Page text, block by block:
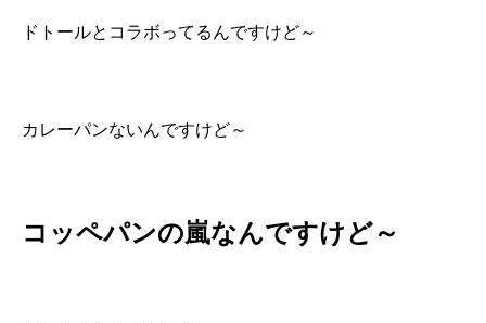
ドトールとコラボってるんですけど～
カレーパンないんですけど～
コッペパンの嵐なんですけど～